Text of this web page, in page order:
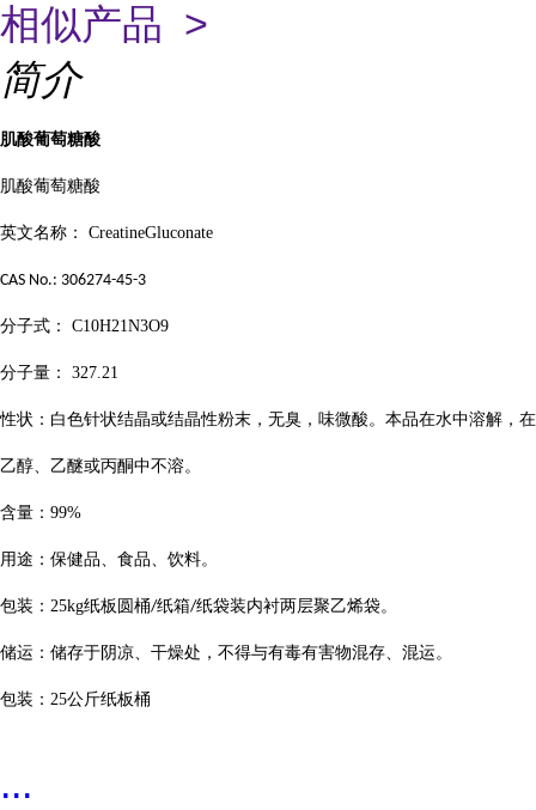
相似产品 >
简介
肌酸葡萄糖酸
肌酸葡萄糖酸
英文名称： CreatineGluconate
CAS No.: 306274-45-3
分子式： C10H21N3O9
分子量： 327.21
性状：白色针状结晶或结晶性粉末，无臭，味微酸。本品在水中溶解，在
乙醇、乙醚或丙酮中不溶。
含量： 99%
用途：保健品、食品、饮料。
包装： 25kg纸板圆桶/纸箱/纸袋装内衬两层聚乙烯袋。
储运：储存于阴凉、干燥处，不得与有毒有害物混存、混运。
包装： 25公斤纸板桶
...